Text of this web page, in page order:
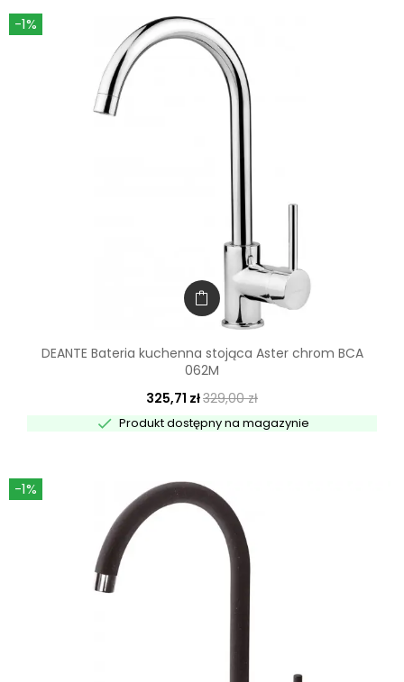
-1%
DEANTE Bateria kuchenna stojąca Aster chrom BCA
062M
325,71 zł329,00 zł
 Produkt dostępny na magazynie
-1%